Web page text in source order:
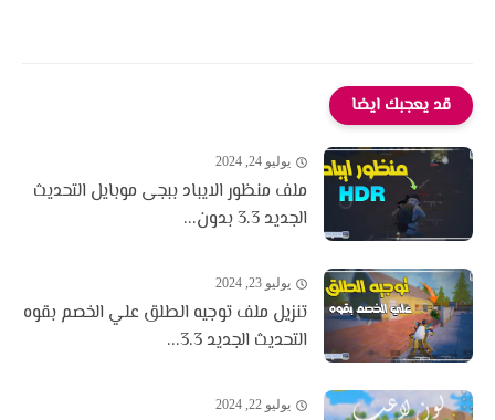
قد يعجبك ايضا
يوليو 24, 2024
ملف منظور الايباد ببجى موبايل التحديث
الجديد 3.3 بدون...
يوليو 23, 2024
تنزيل ملف توجيه الطلق علي الخصم بقوه
التحديث الجديد 3.3...
يوليو 22, 2024